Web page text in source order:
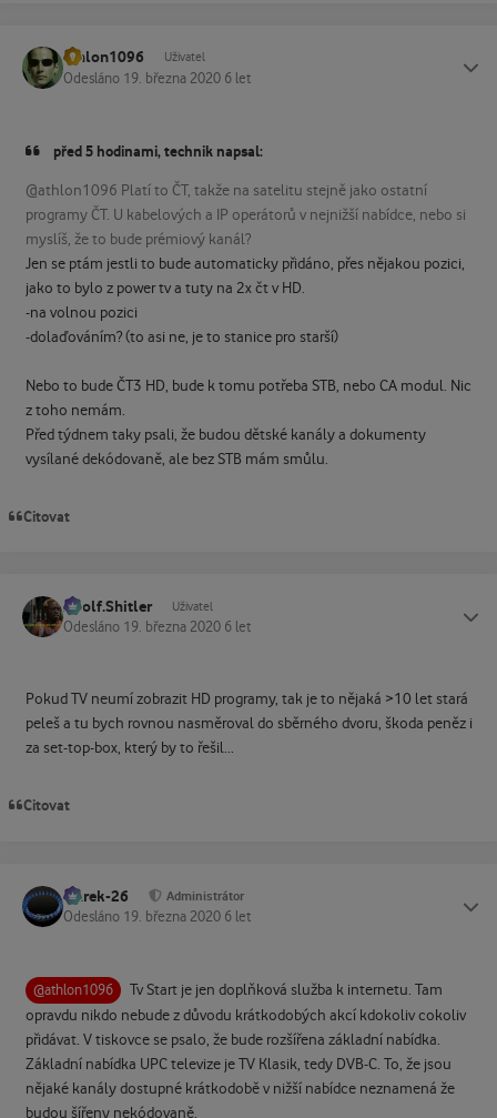
athlon1096 Uživatel
Odesláno 19. března 2020 6 let
před 5 hodinami, technik napsal:
@athlon1096 Platí to ČT, takže na satelitu stejně jako ostatní
programy ČT. U kabelových a IP operátorů v nejnižší nabídce, nebo si
myslíš, že to bude prémiový kanál?
Jen se ptám jestli to bude automaticky přidáno, přes nějakou pozici,
jako to bylo z power tv a tuty na 2x čt v HD.
-na volnou pozici
-dolaďováním? (to asi ne, je to stanice pro starší)
Nebo to bude ČT3 HD, bude k tomu potřeba STB, nebo CA modul. Nic
z toho nemám.
Před týdnem taky psali, že budou dětské kanály a dokumenty
vysílané dekódovaně, ale bez STB mám smůlu.
Citovat
Adolf.Shitler Uživatel
Odesláno 19. března 2020 6 let
Pokud TV neumí zobrazit HD programy, tak je to nějaká >10 let stará
peleš a tu bych rovnou nasměroval do sběrného dvoru, škoda peněz i
za set-top-box, který by to řešil...
Citovat
Marek-26 Administrátor
Odesláno 19. března 2020 6 let
@athlon1096
Tv Start je jen doplňková služba k internetu. Tam
opravdu nikdo nebude z důvodu krátkodobých akcí kdokoliv cokoliv
přidávat. V tiskovce se psalo, že bude rozšířena základní nabídka.
Základní nabídka UPC televize je TV Klasik, tedy DVB-C. To, že jsou
nějaké kanály dostupné krátkodobě v nižší nabídce neznamená že
budou šířeny nekódovaně.